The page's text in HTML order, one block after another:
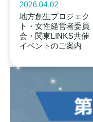
2026.04.02
地方創生プロジェク
ト・女性経営者委員
会・関東LINKS共催
イベントのご案内